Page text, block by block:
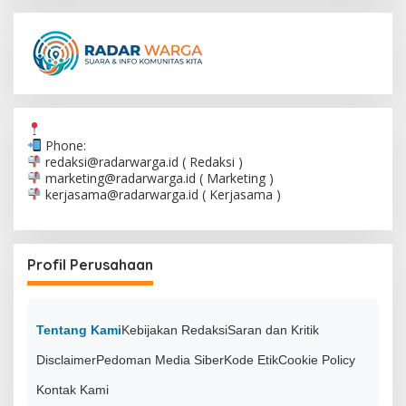
Phone:
redaksi@radarwarga.id ( Redaksi )
marketing@radarwarga.id ( Marketing )
kerjasama@radarwarga.id ( Kerjasama )
Profil Perusahaan
Tentang KamiKebijakan RedaksiSaran dan Kritik
DisclaimerPedoman Media SiberKode EtikCookie Policy
Kontak Kami